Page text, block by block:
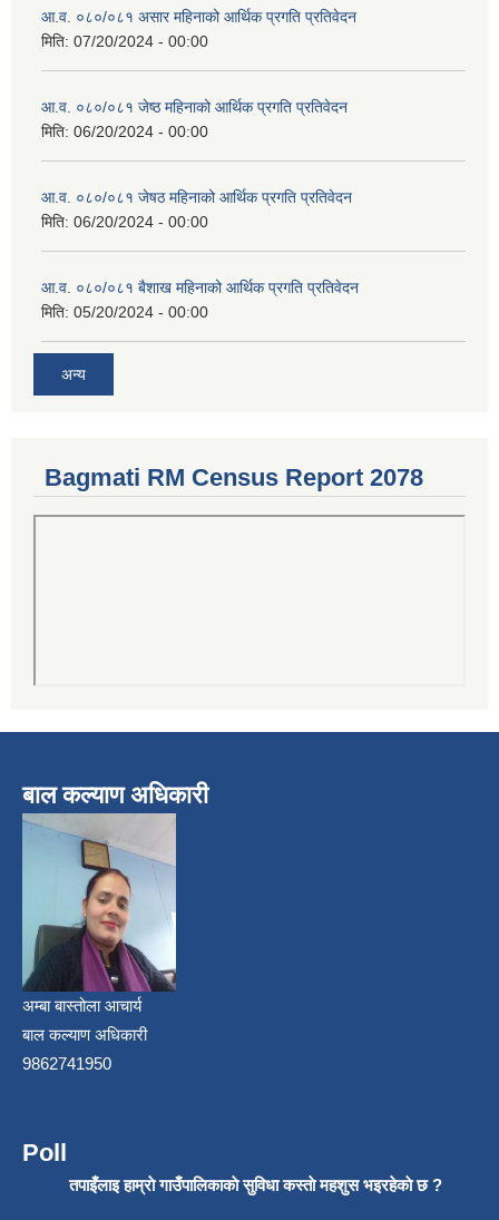
आ.व. ०८०/०८१ असार महिनाको आर्थिक प्रगति प्रतिवेदन
मिति: 07/20/2024 - 00:00
आ.व. ०८०/०८१ जेष्ठ महिनाको आर्थिक प्रगति प्रतिवेदन
मिति: 06/20/2024 - 00:00
आ.व. ०८०/०८१ जेषठ महिनाको आर्थिक प्रगति प्रतिवेदन
मिति: 06/20/2024 - 00:00
आ.व. ०८०/०८१ बैशाख महिनाको आर्थिक प्रगति प्रतिवेदन
मिति: 05/20/2024 - 00:00
अन्य
Bagmati RM Census Report 2078
बाल कल्याण अधिकारी
अम्बा बास्तोला आचार्य
बाल कल्याण अधिकारी
9862741950
Poll
तपाइँलाइ हाम्राे गाउँपालिकाकाे सुविधा कस्ताे महशुस भइरहेकाे छ ?